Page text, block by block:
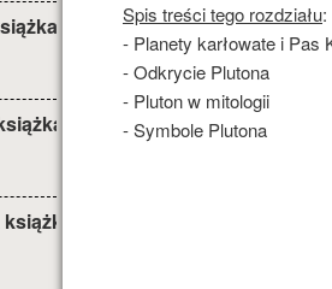
Spis treści tego rozdziału:
- Planety karłowate i Pas
- Odkrycie Plutona
- Pluton w mitologii
- Symbole Plutona